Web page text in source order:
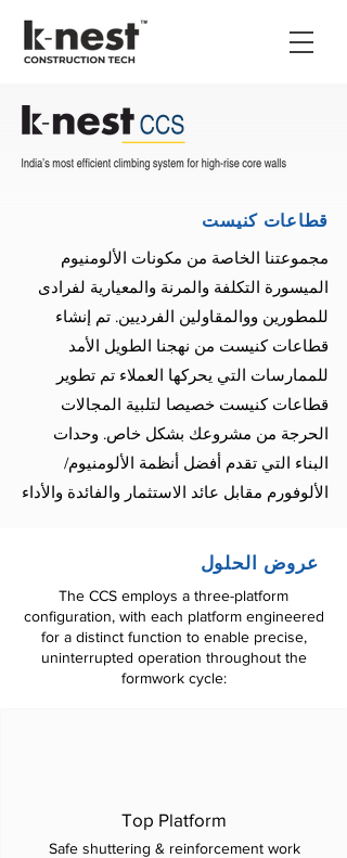
قطاعات كنيست
مجموعتنا الخاصة من مكونات الألومنيوم
الميسورة التكلفة والمرنة والمعيارية لفرادى
للمطورين ووالمقاولين الفرديين. تم إنشاء
قطاعات كنيست من نهجنا الطويل الأمد
للممارسات التي يحركها العملاء تم تطوير
قطاعات كنيست خصيصا لتلبية المجالات
الحرجة من مشروعك بشكل خاص. وحدات
البناء التي تقدم أفضل أنظمة الألومنيوم/
الألوفورم مقابل عائد الاستثمار والفائدة والأداء
عروض الحلول
The CCS employs a three-platform
configuration, with each platform engineered
for a distinct function to enable precise,
uninterrupted operation throughout the
formwork cycle:
Top Platform
Safe shuttering & reinforcement work